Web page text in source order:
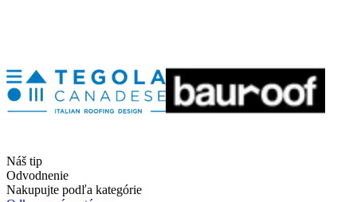
Náš tip
Odvodnenie
Nakupujte podľa kategórie